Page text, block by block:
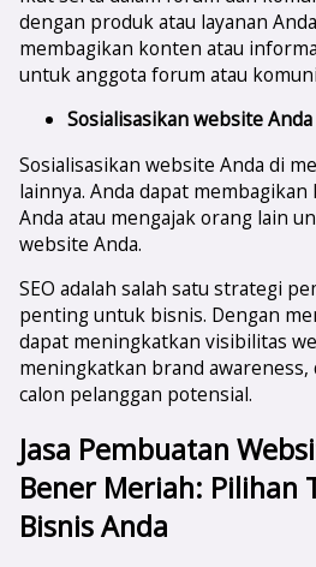
dengan produk atau layanan
membagikan konten atau
untuk anggota forum atau
Sosialisasikan website Anda
Sosialisasikan website Anda di
lainnya. Anda dapat
Anda atau mengajak orang lain
website Anda.
SEO adalah salah satu strategi
penting untuk bisnis. Dengan
dapat meningkatkan visibilitas
meningkatkan brand awareness,
calon pelanggan potensial.
Jasa Pembuatan
Bener Meriah: Pilihan
Bisnis Anda